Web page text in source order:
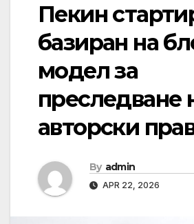
Пекин
базиран на
модел за
преследване
авторски
By admin
APR 22, 2026